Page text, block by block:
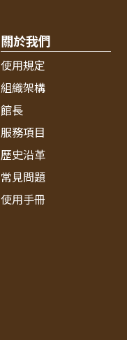
關於我們
使用規定
組織架構
館長
服務項目
歷史沿革
常見問題
使用手冊